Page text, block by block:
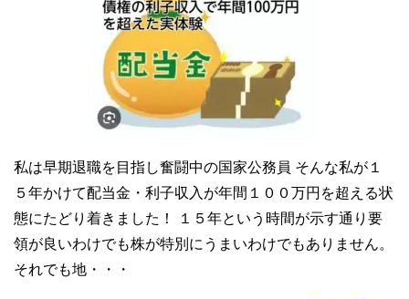
私は早期退職を目指し奮闘中の国家公務員 そんな私が１
５年かけて配当金・利子収入が年間１００万円を超える状
態にたどり着きました！ １５年という時間が示す通り要
領が良いわけでも株が特別にうまいわけでもありません。
それでも地・・・